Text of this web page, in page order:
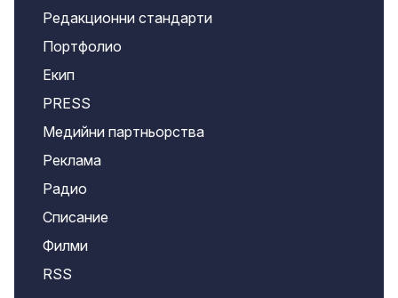
Редакционни стандарти
Портфолио
Екип
PRESS
Медийни партньорства
Реклама
Радио
Списание
Филми
RSS